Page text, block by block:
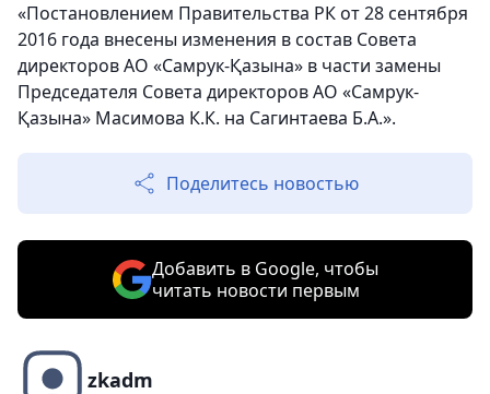
«Постановлением Правительства РК от 28 сентября
2016 года внесены изменения в состав Совета
директоров АО «Самрук-Қазына» в части замены
Председателя Совета директоров АО «Самрук-
Қазына» Масимова К.К. на Сагинтаева Б.А.».
Поделитесь новостью
Добавить в Google, чтобы
читать новости первым
zkadm